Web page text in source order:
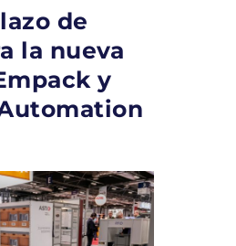
de
la nueva
y